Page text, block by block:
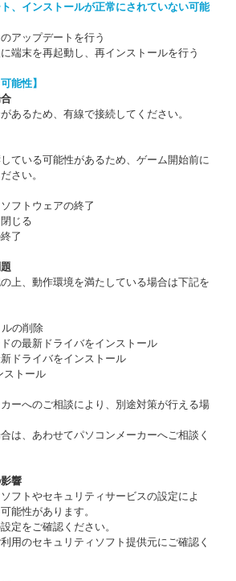
ト、インストールが正常にされていない可能
アップデートを行う
端末を再起動し、再インストールを行う
能性】
あるため、有線で接続してください。
ている可能性があるため、ゲーム開始前に
さい。
フトウェアの終了
じる
了
上、動作環境を満たしている場合は下記を
ルの削除
の最新ドライバをインストール
ドライバをインストール
ストール
ーへのご相談により、別途対策が行える場
は、あわせてパソコンメーカーへご相談く
響
フトやセキュリティサービスの設定によ
能性があります。
定をご確認ください。
用のセキュリティソフト提供元にご確認く